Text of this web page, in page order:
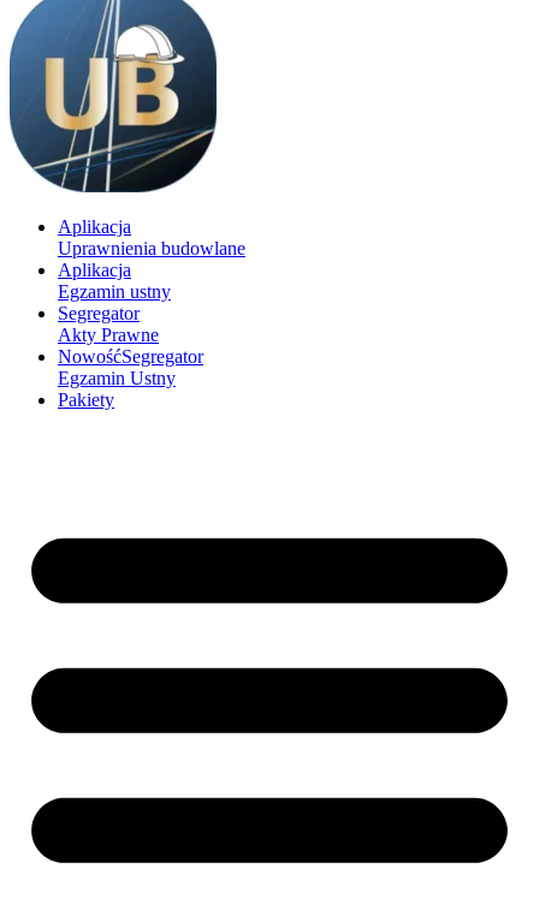
Aplikacja
Uprawnienia budowlane
Aplikacja
Egzamin ustny
Segregator
Akty Prawne
NowośćSegregator
Egzamin Ustny
Pakiety